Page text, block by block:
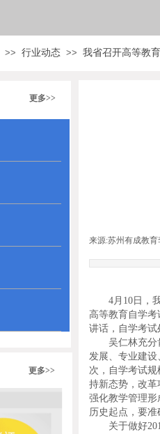
>> 行业动态 >> 我省召开高等教
更多>>
更多>>
来源:苏州有成教育
4月10日，
高等教育自学
讲话，自学考试
吴仁林充分
发展、专业建设
次，自学考试
持新态势，改
强化教学管理
历史起点，要
关于做好